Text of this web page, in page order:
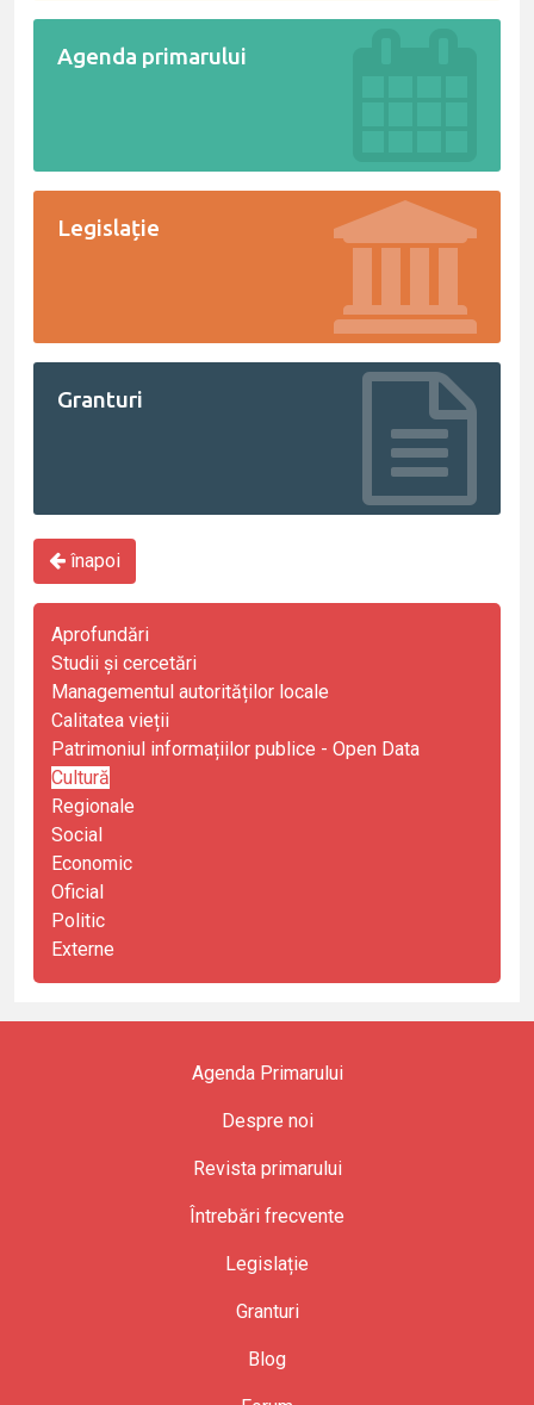
Agenda primarului
Legislație
Granturi
înapoi
Aprofundări
Studii și cercetări
Managementul autorităților locale
Calitatea vieții
Patrimoniul informațiilor publice - Open Data
Cultură
Regionale
Social
Economic
Oficial
Politic
Externe
Agenda Primarului
Despre noi
Revista primarului
Întrebări frecvente
Legislație
Granturi
Blog